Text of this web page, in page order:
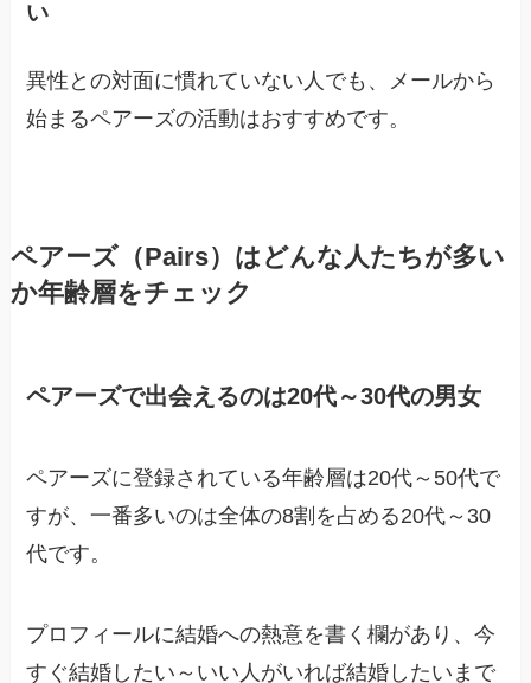
い
異性との対面に慣れていない人でも、メールから
始まるペアーズの活動はおすすめです。
ペアーズ（Pairs）はどんな人たちが多い
か年齢層をチェック
ペアーズで出会えるのは20代～30代の男女
ペアーズに登録されている年齢層は20代～50代で
すが、一番多いのは全体の8割を占める20代～30
代です。
プロフィールに結婚への熱意を書く欄があり、今
すぐ結婚したい～いい人がいれば結婚したいまで